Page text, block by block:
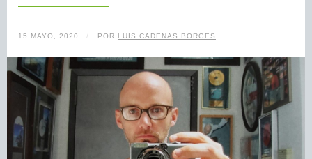
15 MAYO, 2020 / POR LUIS CADENAS BORGES